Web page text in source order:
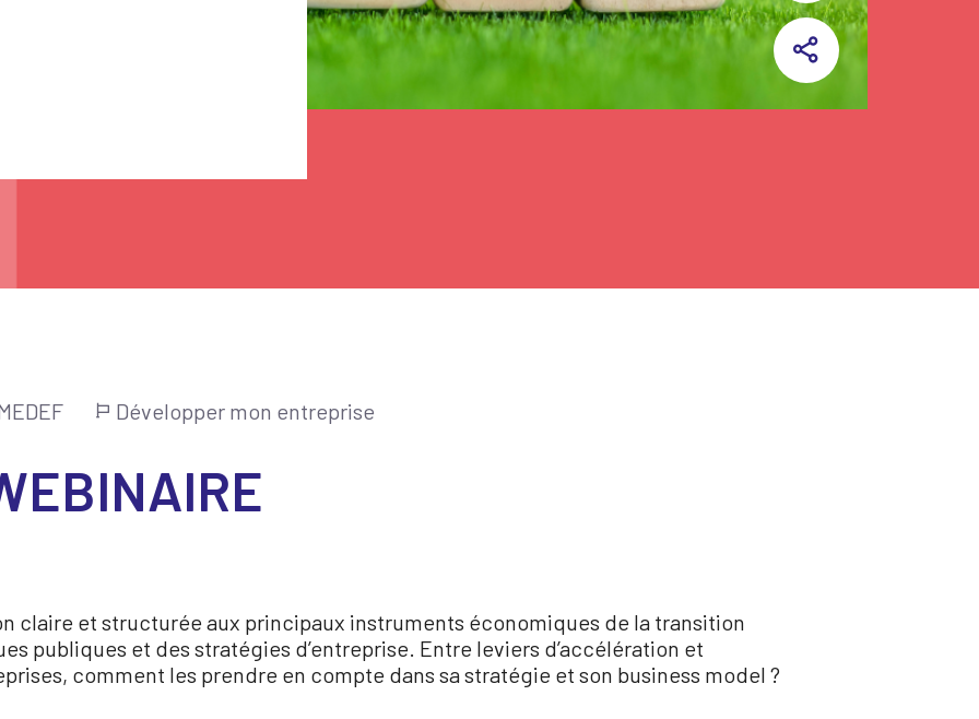
Développer mon entreprise
claire et structurée aux principaux instruments économiques de la transition
publiques et des stratégies d’entreprise. Entre leviers d’accélération et
comment les prendre en compte dans sa stratégie et son business model ?